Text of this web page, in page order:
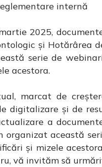
internă
2025,
și Hotărârea
serie de
acestora.
marcat de
digitalizare și de
a
organizat această
și mizele
vă invităm să